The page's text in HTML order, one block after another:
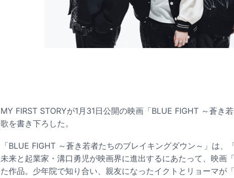
MY FIRST STORYが1月31日公開の映画「BLUE FIGHT ～蒼き
歌を書き下ろした。
「BLUE FIGHT ～蒼き若者たちのブレイキングダウン～」は
未来と起業家・溝口勇児が映画界に進出するにあたって、映画
た作品。少年院で知り合い、親友になったイクトとリョーマが